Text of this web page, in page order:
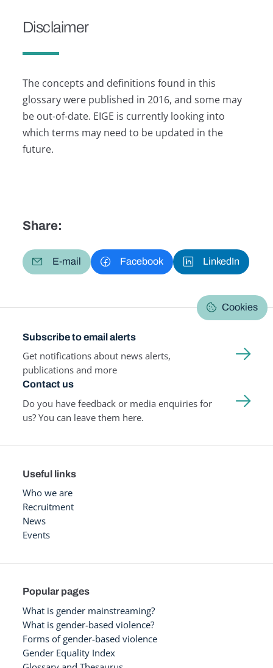
Disclaimer
The concepts and definitions found in this
glossary were published in 2016, and some may
be out-of-date. EIGE is currently looking into
which terms may need to be updated in the
future.
Share:
E-mail Facebook LinkedIn
Cookies
Subscribe to email alerts
Get notifications about news alerts,
publications and more
Contact us
Do you have feedback or media enquiries for
us? You can leave them here.
Useful links
Who we are
Recruitment
News
Events
Popular pages
What is gender mainstreaming?
What is gender-based violence?
Forms of gender-based violence
Gender Equality Index